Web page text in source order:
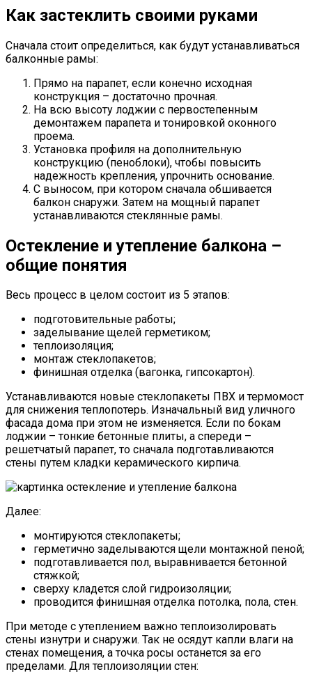
Как застеклить своими руками
Сначала стоит определиться, как будут устанавливаться
балконные рамы:
Прямо на парапет, если конечно исходная
конструкция – достаточно прочная.
На всю высоту лоджии с первостепенным
демонтажем парапета и тонировкой оконного
проема.
Установка профиля на дополнительную
конструкцию (пеноблоки), чтобы повысить
надежность крепления, упрочнить основание.
С выносом, при котором сначала обшивается
балкон снаружи. Затем на мощный парапет
устанавливаются стеклянные рамы.
Остекление и утепление балкона –
общие понятия
Весь процесс в целом состоит из 5 этапов:
подготовительные работы;
заделывание щелей герметиком;
теплоизоляция;
монтаж стеклопакетов;
финишная отделка (вагонка, гипсокартон).
Устанавливаются новые стеклопакеты ПВХ и термомост
для снижения теплопотерь. Изначальный вид уличного
фасада дома при этом не изменяется. Если по бокам
лоджии – тонкие бетонные плиты, а спереди –
решетчатый парапет, то сначала подготавливаются
стены путем кладки керамического кирпича.
Далее:
монтируются стеклопакеты;
герметично заделываютcя щели монтажной пеной;
подготавливается пол, выравнивается бетонной
стяжкой;
сверху кладется слой гидроизоляции;
проводится финишная отделка потолка, пола, стен.
При методе с утеплением важно теплоизолировать
стены изнутри и снаружи. Так не осядут капли влаги на
стенах помещения, а точка росы останется за его
пределами. Для теплоизоляции стен: